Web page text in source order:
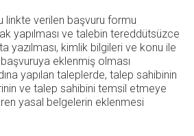
linkte verilen başvuru formu
yapılması ve talebin tereddütsüzce
yazılması, kimlik bilgileri ve konu ile
eklenmiş olması
yapılan taleplerde, talep sahibinin
ve talep sahibini temsil etmeye
yasal belgelerin eklenmesi